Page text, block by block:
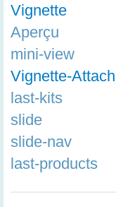
Vignette
Aperçu
mini-view
Vignette-
last-kits
slide
slide-nav
last-products